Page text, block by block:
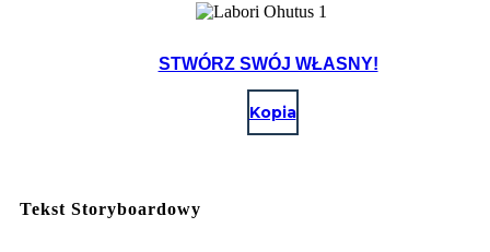
STWÓRZ SWÓJ WŁASNY!
Kopia
Tekst Storyboardowy